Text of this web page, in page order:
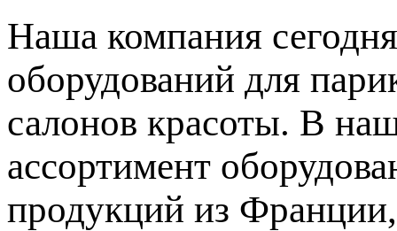
Наша компания
оборудований для
салонов красоты. В
ассортимент
продукций из